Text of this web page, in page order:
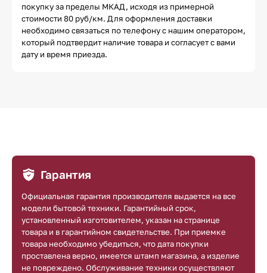
покупку за пределы МКАД, исходя из примерной
стоимости 80 руб/км. Для оформления доставки
необходимо связаться по телефону с нашим оператором,
который подтвердит наличие товара и согласует с вами
дату и время приезда.
Гарантия
Официальная гарантия производителя выдается на все
модели бытовой техники. Гарантийный срок,
установленный изготовителем, указан на странице
товара и в гарантийном свидетельстве. При приемке
товара необходимо убедиться, что дата покупки
проставлена верно, имеется штамп магазина, а изделие
не повреждено. Обслуживание техники осуществляют